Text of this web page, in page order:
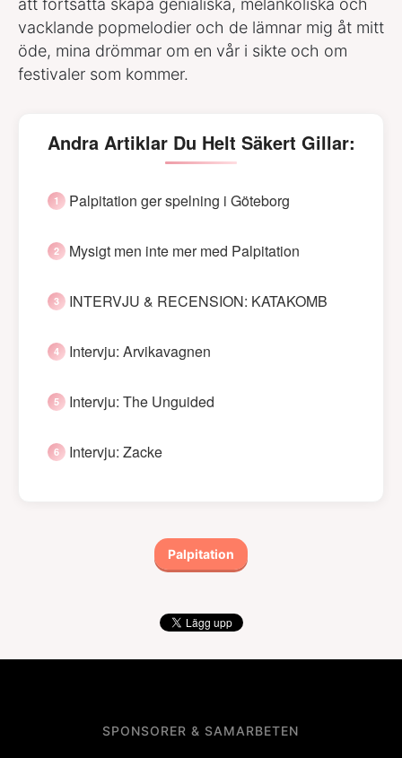
vacklande popmelodier och de lämnar mig åt mitt
öde, mina drömmar om en vår i sikte och om
festivaler som kommer.
Andra Artiklar Du Helt Säkert Gillar:
Palpitation ger spelning i Göteborg
Mysigt men inte mer med Palpitation
INTERVJU & RECENSION: KATAKOMB
Intervju: Arvikavagnen
Intervju: The Unguided
Intervju: Zacke
Palpitation
SPONSORER & SAMARBETEN